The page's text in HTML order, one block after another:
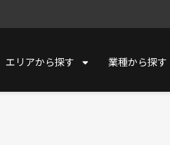
エリアから探す 業種から探す